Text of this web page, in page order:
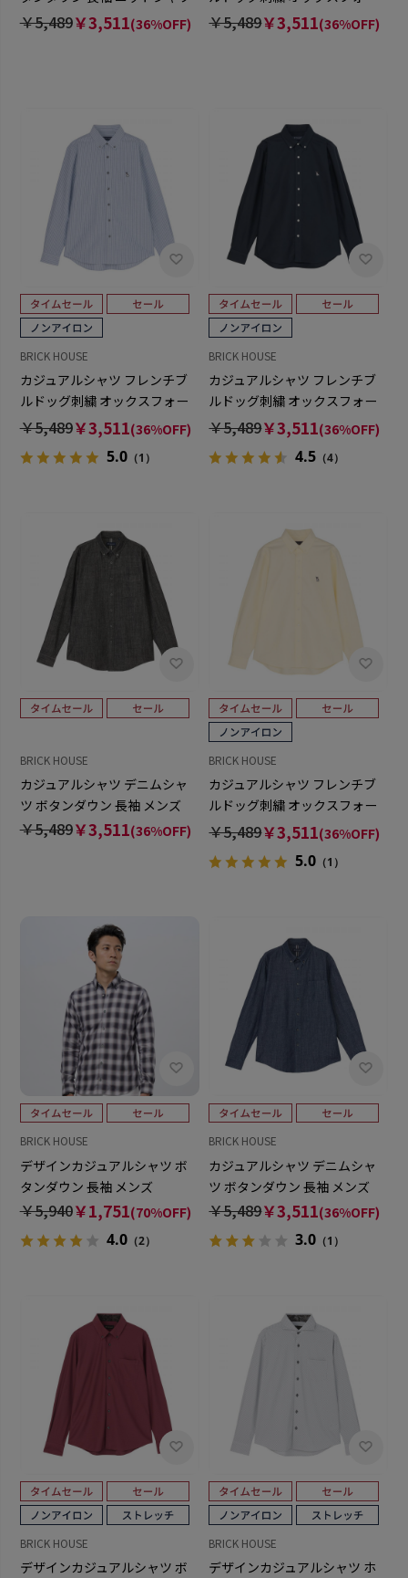
ストレッチ メンズ
￥5,489￥3,511(36%OFF)
ドシャツ ボタンダウン 長袖 メ
￥5,489￥3,511(36%OFF)
BRICK HOUSE
カジュアルシャツ フレンチブ
ルドッグ刺繍 オックスフォー
ドシャツ ボタンダウン 長袖 メ
ンズ
￥5,489￥3,511(36%OFF)
5.0（1）
BRICK HOUSE
カジュアルシャツ フレンチブ
ルドッグ刺繍 オックスフォー
ドシャツ ボタンダウン 長袖 メ
ンズ
￥5,489￥3,511(36%OFF)
4.5 （4）
BRICK HOUSE
カジュアルシャツ デニムシャ
ツ ボタンダウン 長袖 メンズ
￥5,489￥3,511(36%OFF)
BRICK HOUSE
カジュアルシャツ フレンチブ
ルドッグ刺繍 オックスフォー
ドシャツ ボタンダウン 長袖 メ
￥5,489￥3,511(36%OFF)
5.0 （1）
BRICK HOUSE
デザインカジュアルシャツ ボ
タンダウン 長袖 メンズ
￥5,940￥1,751(70%OFF)
4.0（2）
BRICK HOUSE
カジュアルシャツ デニムシャ
ツ ボタンダウン 長袖 メンズ
￥5,489￥3,511(36%OFF)
3.0 （1）
BRICK HOUSE
デザインカジュアルシャツ ボ
BRICK HOUSE
デザインカジュアルシャツ ホ